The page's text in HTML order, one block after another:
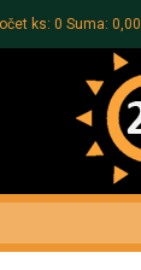
ks: 0 Suma: 0,00